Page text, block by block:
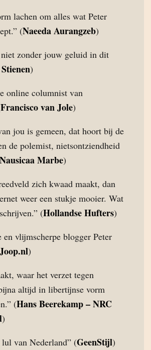
lachen om alles wat Peter
(Naeeda Aurangzeb)
zonder jouw geluid in dit
)
online columnist van
Francisco van Jole)
jou is gemeen, dat hoort bij de
de polemist, nietsontziendheid
Nausicaa Marbe)
zich kwaad maakt, dan
weer een stukje mooier. Wat
(Hollandse Hufters)
vlijmscherpe blogger Peter
Joop.nl)
waar het verzet tegen
altijd in libertijnse vorm
(Hans Beerekamp – NRC
)
van Nederland” (GeenStijl)